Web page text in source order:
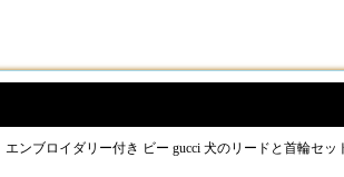
ンブロイダリー付き ビー gucci 犬のリードと首輪セ